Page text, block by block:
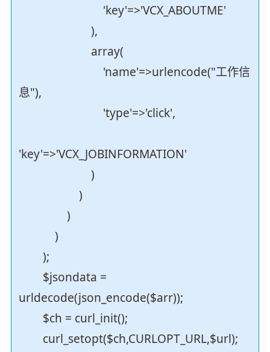
'key'=>'VCX_ABOUTME'
),
array(
'name'=>urlencode("工作信
息"),
'type'=>'click',
'key'=>'VCX_JOBINFORMATION'
)
)
)
)
);
$jsondata =
urldecode(json_encode($arr));
$ch = curl_init();
curl_setopt($ch,CURLOPT_URL,$url);